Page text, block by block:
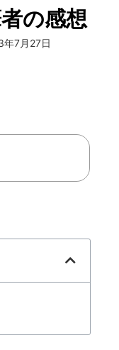
の感想
年7月27日